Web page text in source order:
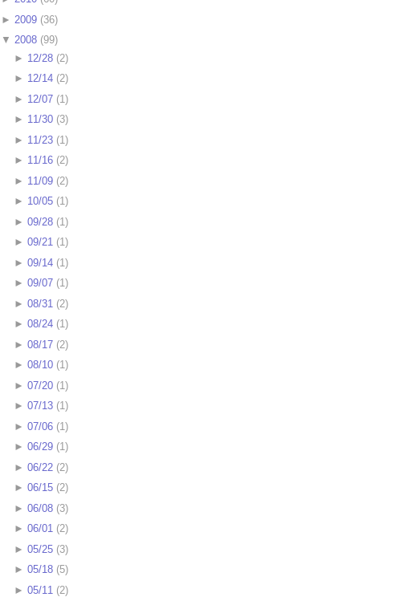
► 2009 (36)
▼ 2008 (99)
► 12/28(2)
► 12/14(2)
► 12/07(1)
► 11/30(3)
► 11/23(1)
► 11/16(2)
► 11/09(2)
► 10/05(1)
► 09/28(1)
► 09/21(1)
► 09/14(1)
► 09/07(1)
► 08/31 (2)
► 08/24(1)
► 08/17(2)
► 08/10(1)
► 07/20(1)
► 07/13(1)
► 07/06(1)
► 06/29(1)
► 06/22(2)
► 06/15(2)
► 06/08(3)
► 06/01(2)
► 05/25(3)
► 05/18(5)
► 05/11 (2)